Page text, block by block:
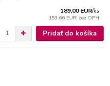
189,00 EUR/ks
153,66 EUR bez DPH
Pridať do košíka